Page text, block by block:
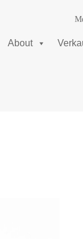
About